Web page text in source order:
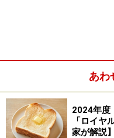
有名店の美味しいパン
いろいろなところで何
はそのちょっと舞台裏
ただきました。 （舞台
あわ
2024年度
「ロイヤ
家が解説】